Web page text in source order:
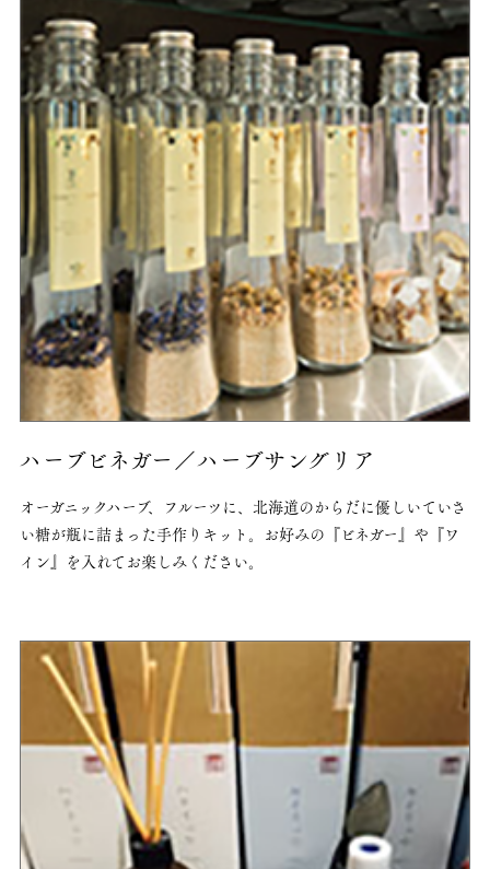
ハーブビネガー／ハーブサングリア
オーガニックハーブ、フルーツに、北海道のからだに優しいていさ
い糖が瓶に詰まった手作りキット。 お好みの『ビネガー』や『ワ
イン』を入れてお楽しみください。